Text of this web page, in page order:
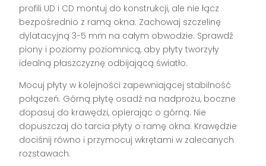
profili UD i CD montuj do konstrukcji, ale nie łącz
bezpośrednio z ramą okna. Zachowaj szczelinę
dylatacyjną 3-5 mm na całym obwodzie. Sprawdź
piony i poziomy poziomnicą, aby płyty tworzyły
idealną płaszczyznę odbijającą światło.
Mocuj płyty w kolejności zapewniającej stabilność
połączeń. Górną płytę osadź na nadprożu, boczne
dopasuj do krawędzi, opierając o górną. Nie
dopuszczaj do tarcia płyty o ramę okna. Krawędzie
dociśnij równo i przymocuj wkrętami w zalecanych
rozstawach.